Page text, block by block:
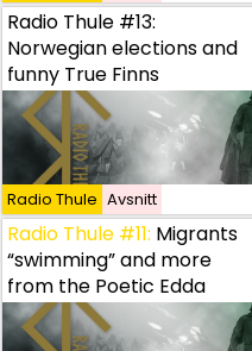
Radio Thule #13:
Radio Thule Avsnitt
Radio Thule #11: Migrants
Radio Thule #13:
Norwegian elections and
funny True Finns
Radio Thule Avsnitt
Radio Thule #11: Migrants
“swimming” and more
from the Poetic Edda